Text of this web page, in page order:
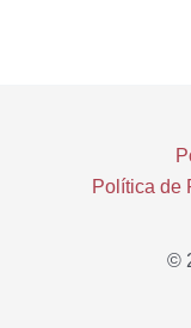
Política de
©